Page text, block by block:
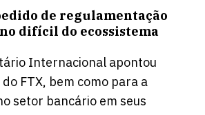
de regulamentação
difícil do ecossistema
Internacional apontou
FTX, bem como para a
setor bancário em seus